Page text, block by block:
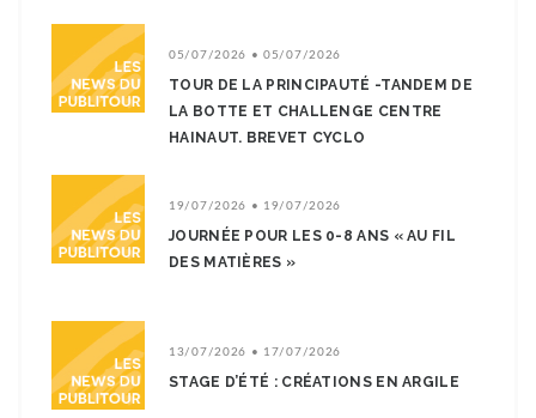
05/07/2026 • 05/07/2026
TOUR DE LA PRINCIPAUTÉ -TANDEM DE
LA BOTTE ET CHALLENGE CENTRE
HAINAUT. BREVET CYCLO
19/07/2026 • 19/07/2026
JOURNÉE POUR LES 0-8 ANS « AU FIL
DES MATIÈRES »
13/07/2026 • 17/07/2026
STAGE D’ÉTÉ : CRÉATIONS EN ARGILE